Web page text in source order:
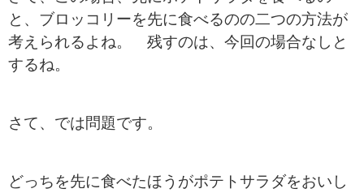
と、 ブロッコリーを先に食べるのの二つの方法が
考えられるよね。 残すのは、今回の場合なしと
するね。
さて、では問題です。
どっちを先に食べたほうがポテトサラダをおいし